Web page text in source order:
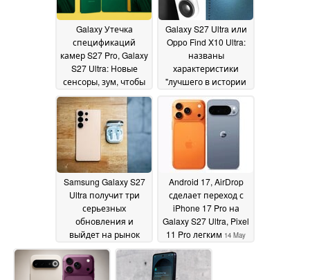
раскрывает утечка
информации01 June
2026
Galaxy Утечка
спецификаций
камер S27 Pro, Galaxy
S27 Ultra: Новые
сенсоры, зум, чтобы
сделать все
возможное21 May 2026
Galaxy S27 Ultra или
Oppo Find X10 Ultra:
названы
характеристики
"лучшего в истории
LOFIC, 1/1,2-
дюймовый HPA от
Samsung 20 May 2026
Samsung Galaxy S27
Ultra получит три
серьезных
обновления и
выйдет на рынок
вместе с
компактным S27 Pro
19 May 2026
Android 17, AirDrop
сделает переход с
iPhone 17 Pro на
Galaxy S27 Ultra, Pixel
11 Pro легким 14 May
2026